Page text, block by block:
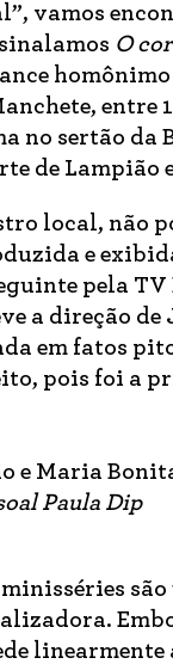
vamos
O
entre
no sertão da
de Lampião
local, não
e
pela
a direção de
em fatos
pois foi a
e Maria
Paula Dip